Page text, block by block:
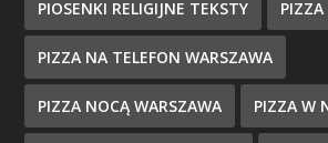
PIOSENKI RELIGIJNE TEKSTY PIZZA
PIZZA NA TELEFON WARSZAWA
PIZZA NOCĄ WARSZAWA PIZZA W